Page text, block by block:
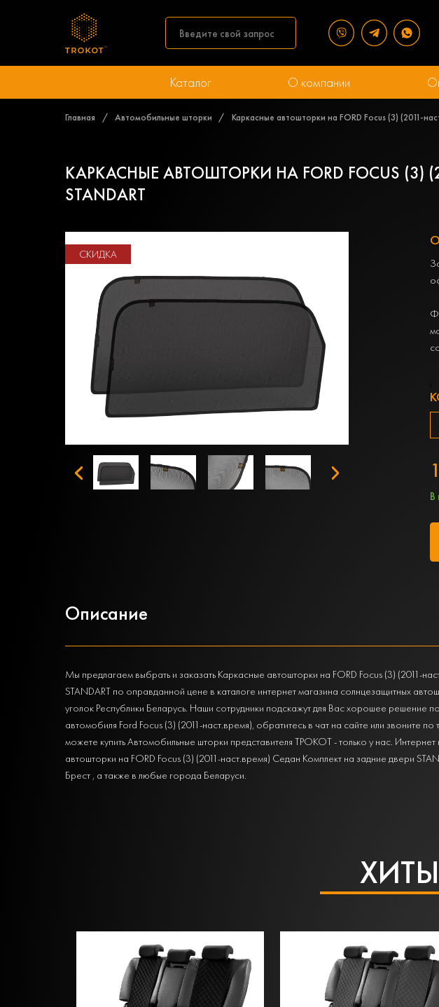
Каталог О компании
Главная Автомобильные шторки Каркасные автошторки на FORD Focus (3) (2011-
КАРКАСНЫЕ АВТОШТОРКИ НА FORD FOCUS
STANDART
СКИДКА
В
Описание
Мы предлагаем выбрать и заказать Каркасные автошторки на FORD Focus (3) (2011-
STANDART по оправданной цене в каталоге интернет магазина солнцезащитных
уголок Республики Беларусь. Наши сотрудники подскажут для Вас хорошее решение
автомобиля Ford Focus (3) (2011-наст.время), обратитесь в чат на сайте или звоните
можете купить Автомобильные шторки представителя ТРОКОТ - только у нас.
автошторки на FORD Focus (3) (2011-наст.время) Седан Комплект на задние двери
Брест , а также в любые города Беларуси.